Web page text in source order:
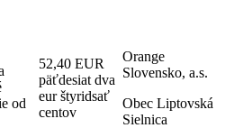
od
52,40 EUR
päťdesiat dva
eur štyridsať
centov
Orange
Slovensko, a.s.
Obec Liptovská
Sielnica